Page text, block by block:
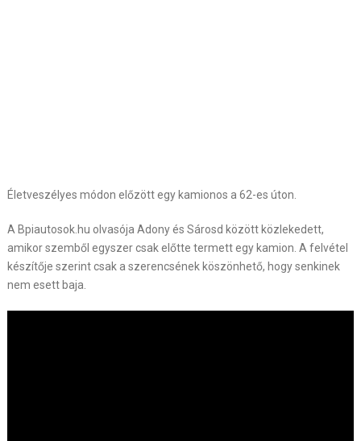
Életveszélyes módon előzött egy kamionos a 62-es úton.
A Bpiautosok.hu olvasója Adony és Sárosd között közlekedett,
amikor szemből egyszer csak előtte termett egy kamion. A felvétel
készítője szerint csak a szerencsének köszönhető, hogy senkinek
nem esett baja.